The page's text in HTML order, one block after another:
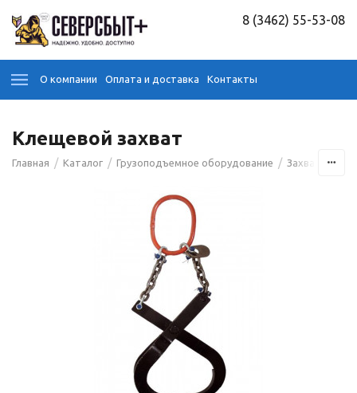
8 (3462) 55-53-08
О компании Оплата и доставка Контакты
Клещевой захват
Главная / Каталог / Грузоподъемное оборудование / Захваты /